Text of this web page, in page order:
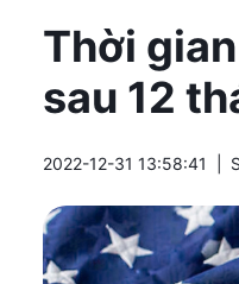
Thời
sau 12
2022-12-31 13:58:41